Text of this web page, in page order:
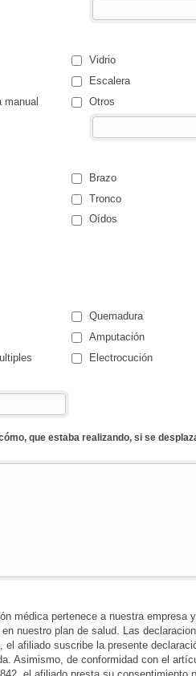
Vidrio
Escalera
manual Otros
Brazo
Tronco
Oídos
Quemadura
Amputación
Electrocución
que estaba realizando, si se
médica pertenece a nuestra empresa y
nuestro plan de salud. Las
afiliado suscribe la presente
Asimismo, de conformidad con el